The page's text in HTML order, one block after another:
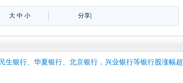
大 中 小 分享
生银行、华夏银行、北京银行，兴业银行等银行股涨幅超